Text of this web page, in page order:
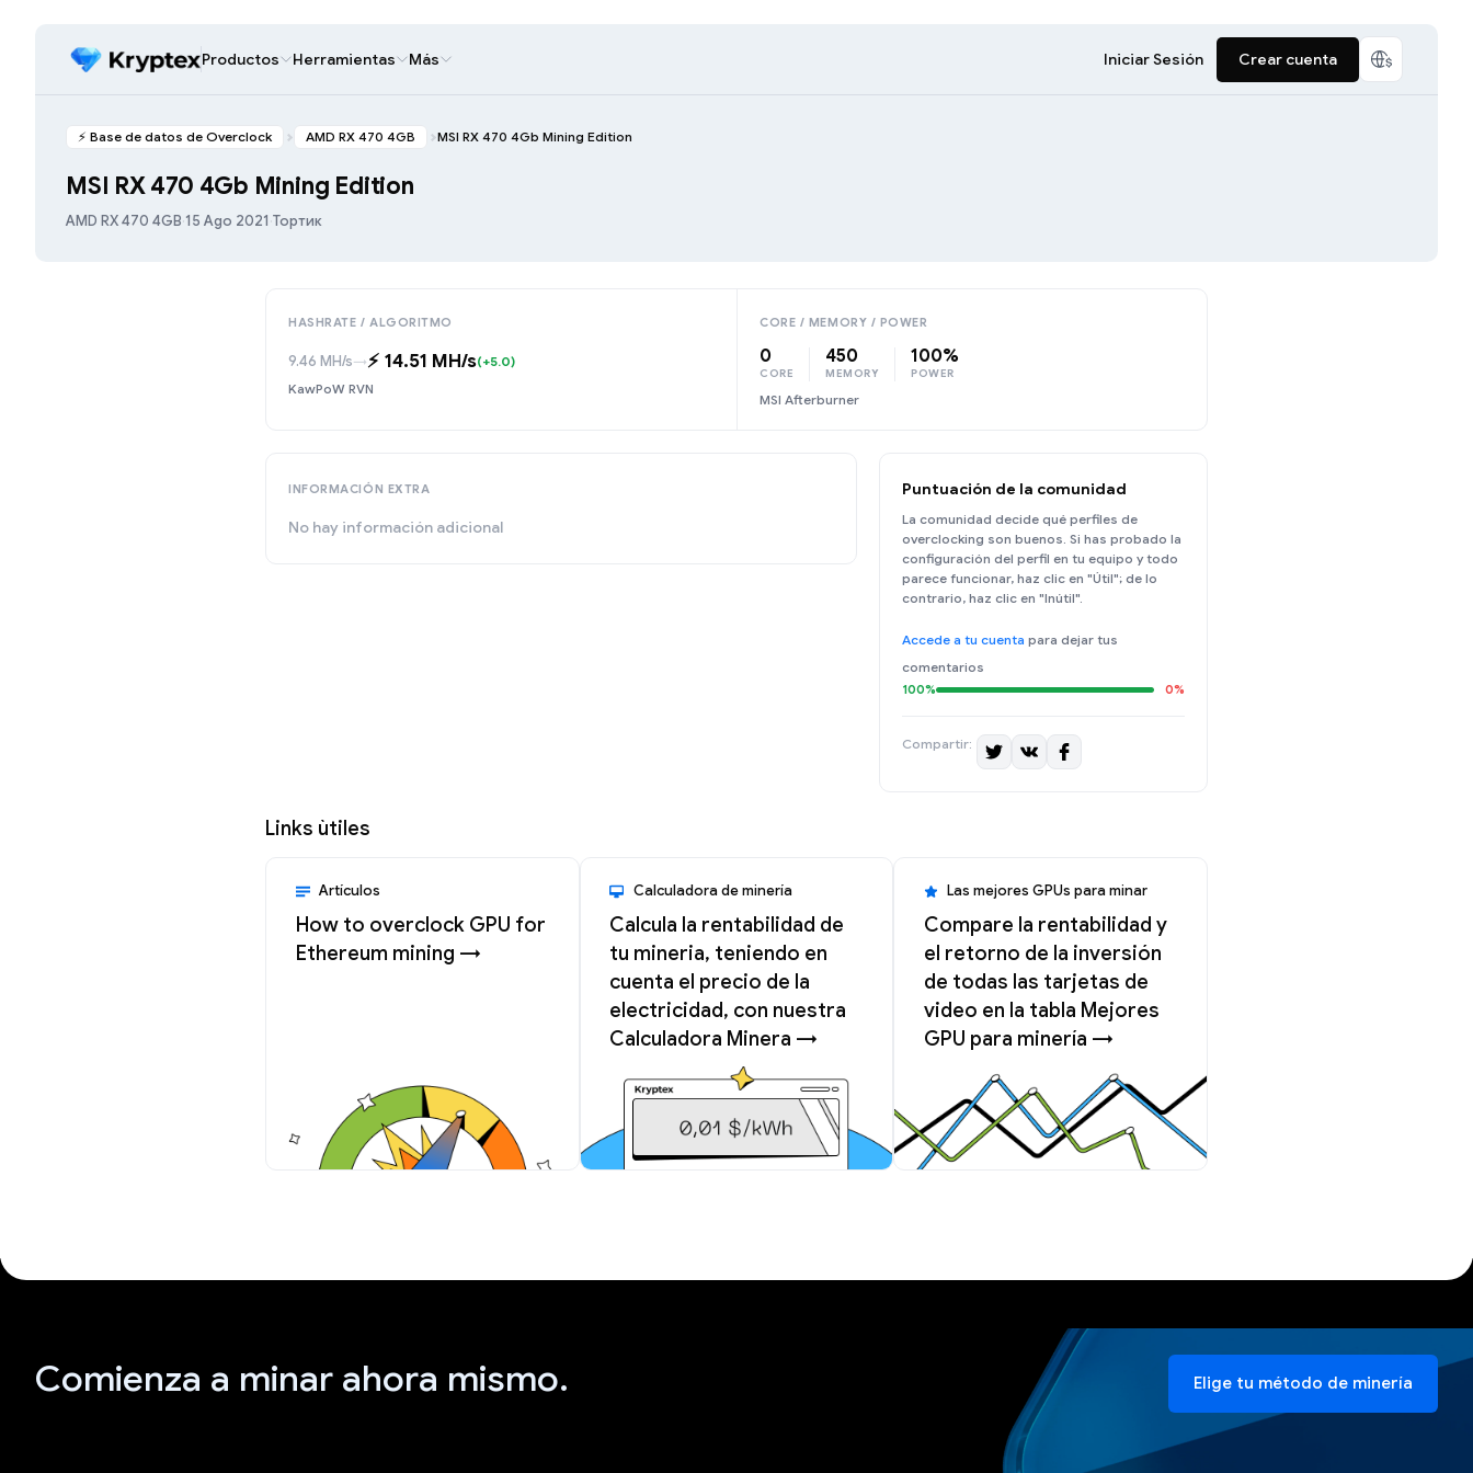
Productos Herramientas Más Iniciar Sesión Crear cuenta
⚡️ Base de datos de Overclock AMD RX 470 4GB MSI RX 470 4Gb Mining Edition
MSI RX 470 4Gb Mining Edition
AMD RX 470 4GB·15 Ago 2021·Тортик
HASHRATE / ALGORITMO
9.46 MH/s→⚡️ 14.51 MH/s(+5.0)
KawPoW RVN
CORE / MEMORY / POWER
0
CORE
450
MEMORY
100%
POWER
MSI Afterburner
INFORMACIÓN EXTRA
No hay información adicional
Puntuación de la comunidad
La comunidad decide qué perfiles de
overclocking son buenos. Si has probado la
configuración del perfil en tu equipo y todo
parece funcionar, haz clic en "Útil"; de lo
contrario, haz clic en "Inútil".
Accede a tu cuenta para dejar tus
comentarios
100% 0%
Compartir:
Links ùtiles
Artículos
How to overclock GPU for
Ethereum mining →
Calculadora de minería
Calcula la rentabilidad de
tu mineria, teniendo en
cuenta el precio de la
electricidad, con nuestra
Calculadora Minera →
Las mejores GPUs para minar
Compare la rentabilidad y
el retorno de la inversión
de todas las tarjetas de
video en la tabla Mejores
GPU para minería →
Comienza a minar ahora mismo. Elige tu método de minería